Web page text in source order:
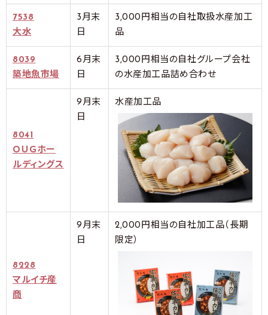
7538
大水
3月末
日
3,000円相当の自社取扱水産加工
品
8039
築地魚市場
6月末
日
3,000円相当の自社グループ会社
の水産加工品詰め合わせ
8041
ＯＵＧホー
ルディングス
9月末
日
水産加工品
8228
マルイチ産
商
9月末
日
2,000円相当の自社加工品（長期
限定）